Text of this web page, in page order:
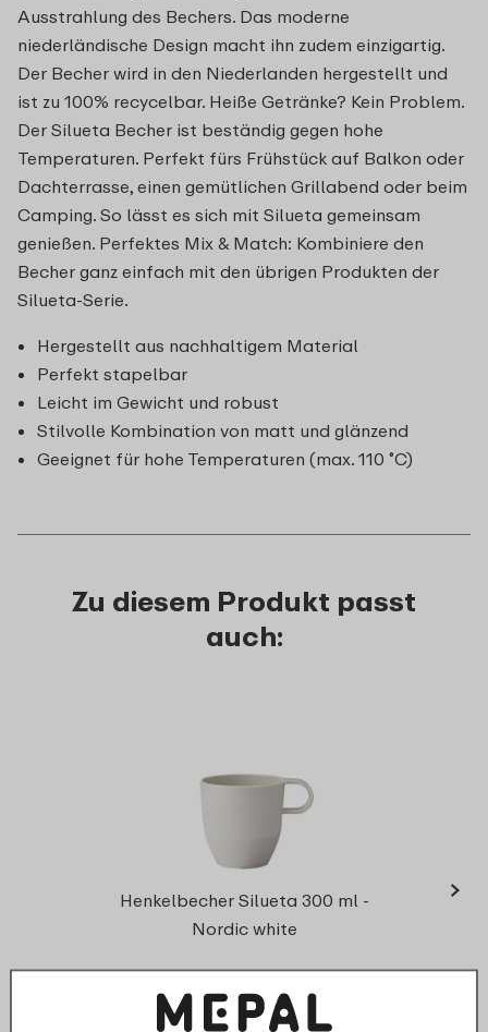
Ausstrahlung des Bechers. Das moderne
niederländische Design macht ihn zudem einzigartig.
Der Becher wird in den Niederlanden hergestellt und
ist zu 100% recycelbar. Heiße Getränke? Kein Problem.
Der Silueta Becher ist beständig gegen hohe
Temperaturen. Perfekt fürs Frühstück auf Balkon oder
Dachterrasse, einen gemütlichen Grillabend oder beim
Camping. So lässt es sich mit Silueta gemeinsam
genießen. Perfektes Mix & Match: Kombiniere den
Becher ganz einfach mit den übrigen Produkten der
Silueta-Serie.
Hergestellt aus nachhaltigem Material
Perfekt stapelbar
Leicht im Gewicht und robust
Stilvolle Kombination von matt und glänzend
Geeignet für hohe Temperaturen (max. 110 ˚C)
Zu diesem Produkt passt
auch:
Henkelbecher Silueta 300 ml -
Nordic white
749
›